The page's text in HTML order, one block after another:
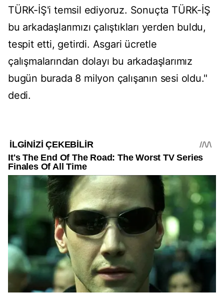
TÜRK-İŞ'i temsil ediyoruz. Sonuçta TÜRK-İŞ
bu arkadaşlarımızı çalıştıkları yerden buldu,
tespit etti, getirdi. Asgari ücretle
çalışmalarından dolayı bu arkadaşlarımız
bugün burada 8 milyon çalışanın sesi oldu."
dedi.